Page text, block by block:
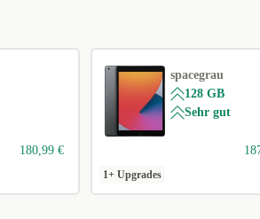
180,99 €
spacegrau
128 GB
Sehr gut
1+ Upgrades